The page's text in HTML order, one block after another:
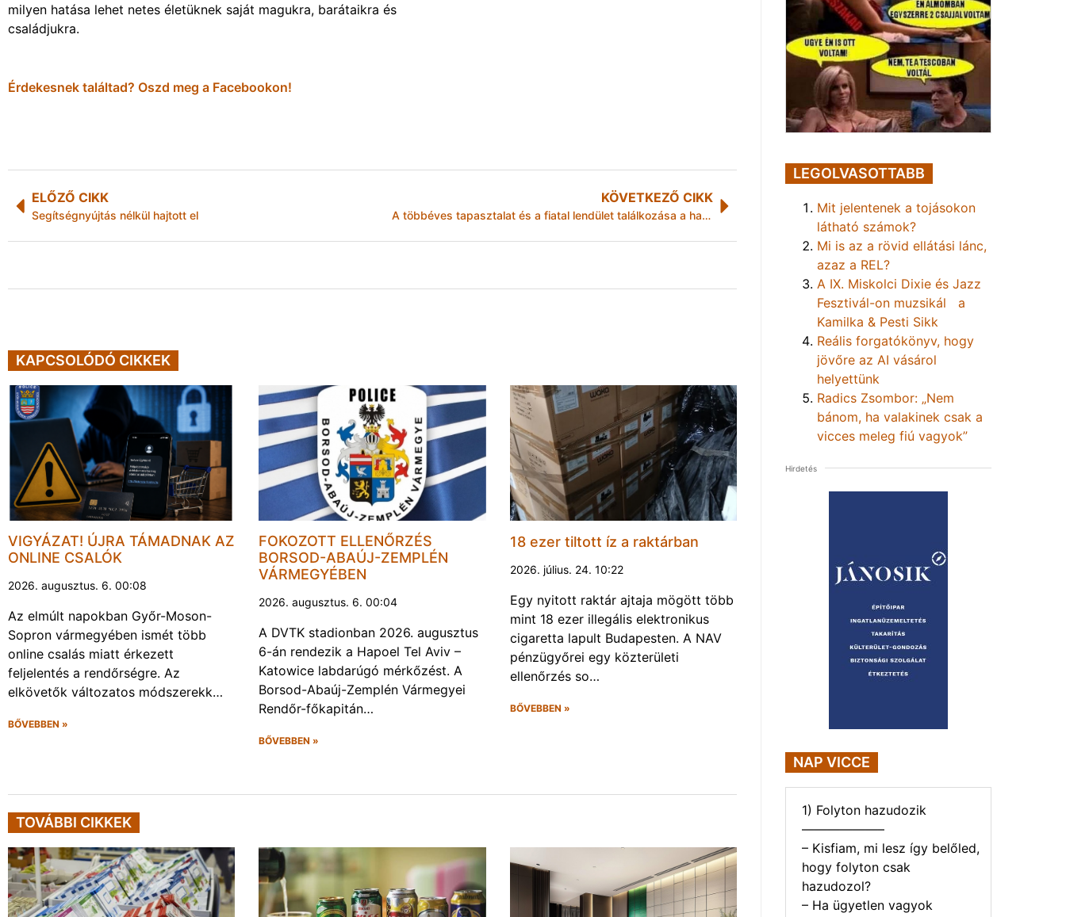
milyen hatása lehet netes életüknek saját magukra, barátaikra és
családjukra.
Érdekesnek találtad? Oszd meg a Facebookon!
ELŐZŐ CIKK
Segítségnyújtás nélkül hajtott el
KÖVETKEZŐ CIKK
A többéves tapasztalat és a fiatal lendület találkozása a hazai kkv szektorban
KAPCSOLÓDÓ CIKKEK
VIGYÁZAT! ÚJRA TÁMADNAK AZ
ONLINE CSALÓK
2026. augusztus. 6. 00:08
Az elmúlt napokban Győr-Moson-
Sopron vármegyében ismét több
online csalás miatt érkezett
feljelentés a rendőrségre. Az
elkövetők változatos módszerekk…
BŐVEBBEN »
FOKOZOTT ELLENŐRZÉS
BORSOD-ABAÚJ-ZEMPLÉN
VÁRMEGYÉBEN
2026. augusztus. 6. 00:04
A DVTK stadionban 2026. augusztus
6-án rendezik a Hapoel Tel Aviv –
Katowice labdarúgó mérkőzést. A
Borsod-Abaúj-Zemplén Vármegyei
Rendőr-főkapitán…
BŐVEBBEN »
18 ezer tiltott íz a raktárban
2026. július. 24. 10:22
Egy nyitott raktár ajtaja mögött több
mint 18 ezer illegális elektronikus
cigaretta lapult Budapesten. A NAV
pénzügyőrei egy közterületi
ellenőrzés so…
BŐVEBBEN »
TOVÁBBI CIKKEK
LEGOLVASOTTABB
Mit jelentenek a tojásokon
látható számok?
Mi is az a rövid ellátási lánc,
azaz a REL?
A IX. Miskolci Dixie és Jazz
Fesztivál-on muzsikál a
Kamilka & Pesti Sikk
Reális forgatókönyv, hogy
jövőre az AI vásárol
helyettünk
Radics Zsombor: „Nem
bánom, ha valakinek csak a
vicces meleg fiú vagyok”
Hirdetés
NAP VICCE
1) Folyton hazudozik
——————–
– Kisfiam, mi lesz így belőled,
hogy folyton csak
hazudozol?
– Ha ügyetlen vagyok